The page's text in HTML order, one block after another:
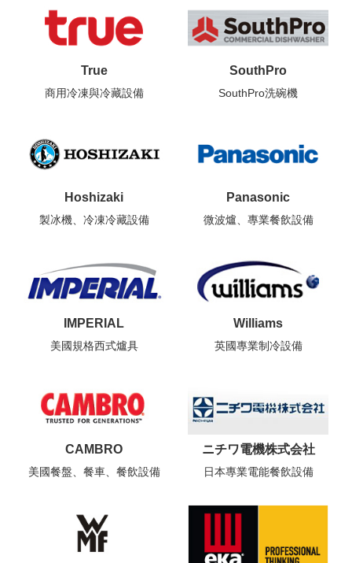
True
商用冷凍與冷藏設備
SouthPro
SouthPro洗碗機
Hoshizaki
製冰機、冷凍冷藏設備
Panasonic
微波爐、專業餐飲設備
IMPERIAL
美國規格西式爐具
Williams
英國專業制冷設備
CAMBRO
美國餐盤、餐車、餐飲設備
ニチワ電機株式会社
日本專業電能餐飲設備